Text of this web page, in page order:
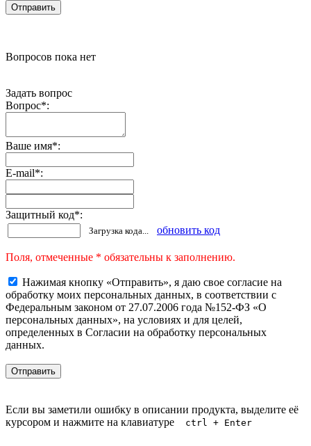
Вопросов пока нет
Задать вопрос
Вопрос*:
Ваше имя*:
E-mail*:
Защитный код*:
Загрузка кода... обновить код
Поля, отмеченные * обязательны к заполнению.
Нажимая кнопку «Отправить», я даю свое согласие на
обработку моих персональных данных, в соответствии с
Федеральным законом от 27.07.2006 года №152-ФЗ «О
персональных данных», на условиях и для целей,
определенных в Согласии на обработку персональных
данных.
Если вы заметили ошибку в описании продукта, выделите её
курсором и нажмите на клавиатуре
ctrl + Enter